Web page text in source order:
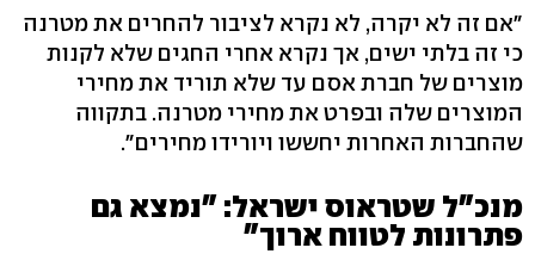
"אם זה לא יקרה, לא נקרא לציבור להחרים את מטרנה
כי זה בלתי ישים, אך נקרא אחרי החגים שלא לקנות
מוצרים של חברת אסם עד שלא תוריד את מחירי
המוצרים שלה ובפרט את מחירי מטרנה. בתקווה
שהחברות האחרות יחששו ויורידו מחירים".
מנכ"ל שטראוס ישראל: "נמצא גם
פתרונות לטווח ארוך"